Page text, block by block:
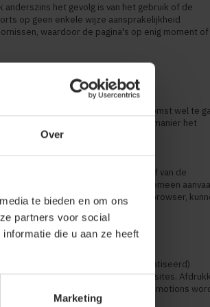
Over
te bieden en om ons
partners voor social
die u aan ze heeft
Marketing
het gevolg is van het gebruik of de
op geen enkele wijze aansprakelijkheid
waardoor de pagina's op enig moment of
het recht voor om dit in de toekomst wel te
traffic- en profielanalyse en op die manier het
de gebruikers.
informatie die op de harde schijf van de
Het gebruik van cookies wordt algemeen
van cookies uitschakelt in uw browser,
opgeslagen in een (geautomatiseerd)
noch worden gebruikt voor andere sites.
verschaft tot de site van Jobo Promotions